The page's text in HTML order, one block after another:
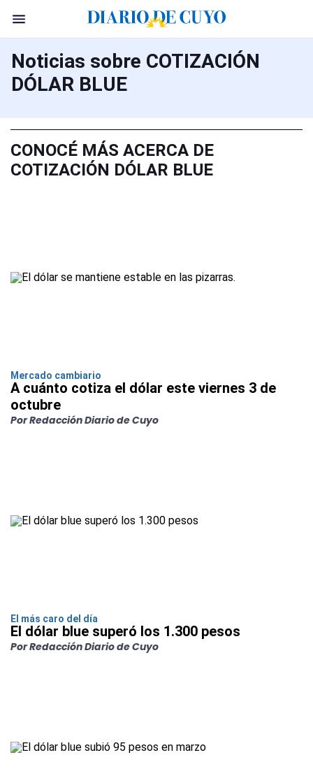
Noticias sobre COTIZACIÓN
DÓLAR BLUE
CONOCÉ MÁS ACERCA DE
COTIZACIÓN DÓLAR BLUE
Mercado cambiario
A cuánto cotiza el dólar este viernes 3 de
octubre
Por Redacción Diario de Cuyo
El más caro del día
El dólar blue superó los 1.300 pesos
Por Redacción Diario de Cuyo